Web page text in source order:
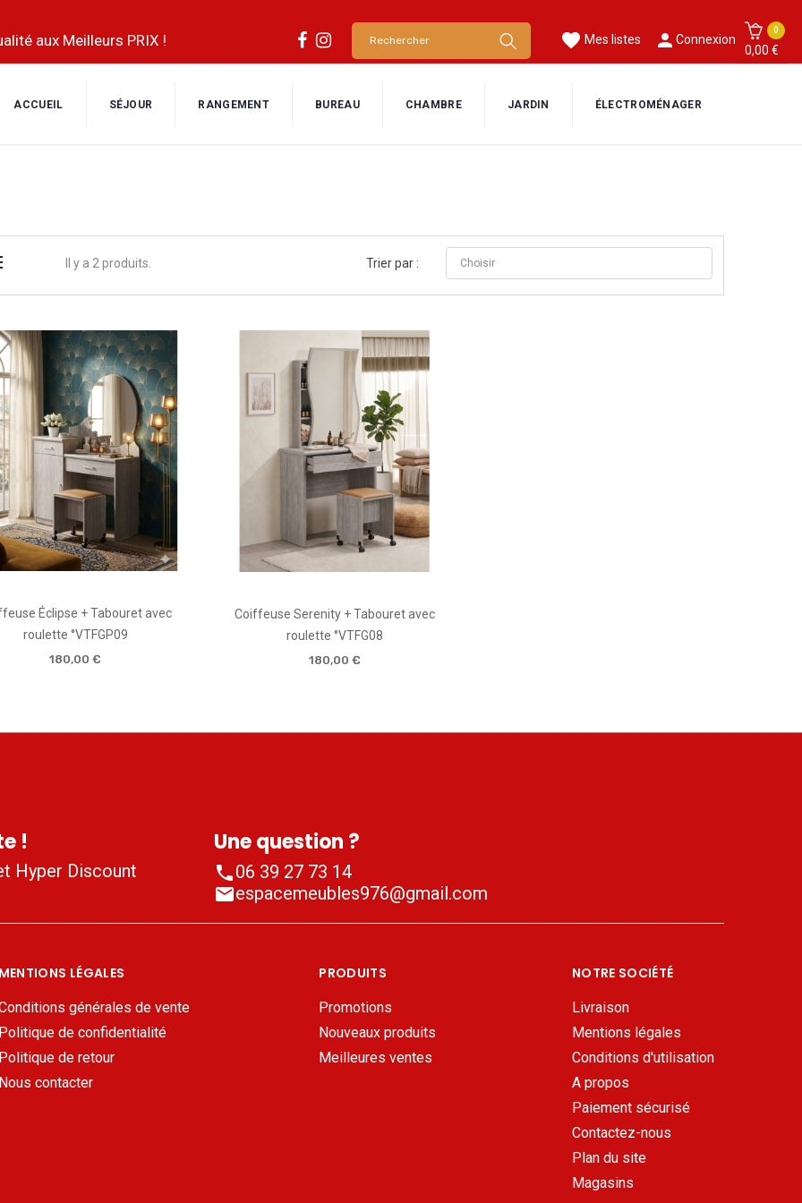
aux Meilleurs PRIX ! favorite Mes listes Connexion
0,00 €
0
ACCUEIL SÉJOUR RANGEMENT BUREAU CHAMBRE JARDIN ÉLECTROMÉNAGER
Il y a 2 produits. Choisir
Éclipse + Tabouret avec
roulette °VTFGP09
180,00 €
Coiffeuse Serenity + Tabouret avec
roulette °VTFG08
180,00 €
!
Hyper Discount
Une question ?
phone06 39 27 73 14
mailespacemeubles976@gmail.com
LÉGALES
générales de vente
de confidentialité
de retour
contacter
PRODUITS
Promotions
Nouveaux produits
Meilleures ventes
NOTRE SOCIÉTÉ
Livraison
Mentions légales
Conditions d'utilisation
A propos
Paiement sécurisé
Contactez-nous
Plan du site
Magasins